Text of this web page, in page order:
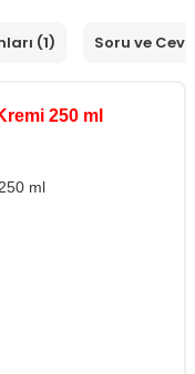
(1) Soru ve
250 ml
ml